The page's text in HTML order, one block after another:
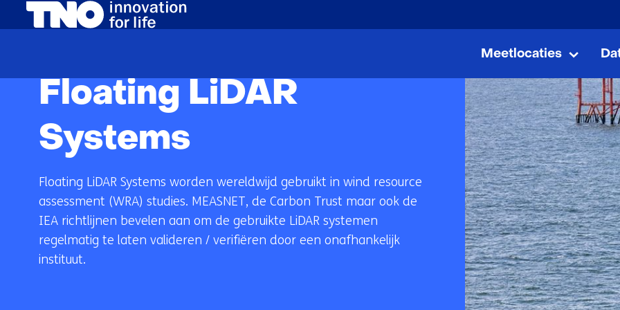
de
inhoud
Meetlocaties
Floating LiDAR
Systems
Floating LiDAR Systems worden wereldwijd gebruikt in wind resource
assessment (WRA) studies. MEASNET, de Carbon Trust maar ook de
IEA richtlijnen bevelen aan om de gebruikte LiDAR systemen
regelmatig te laten valideren / verifiëren door een onafhankelijk
instituut.